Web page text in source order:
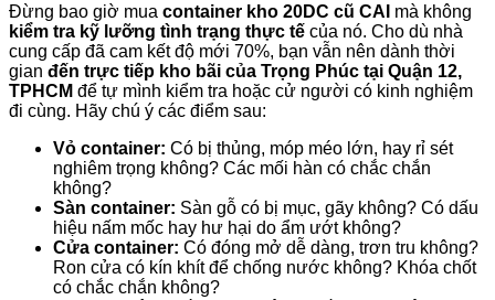
Đừng bao giờ mua container kho 20DC cũ CAI mà không
kiểm tra kỹ lưỡng tình trạng thực tế của nó. Cho dù nhà
cung cấp đã cam kết độ mới 70%, bạn vẫn nên dành thời
gian đến trực tiếp kho bãi của Trọng Phúc tại Quận 12,
TPHCM để tự mình kiểm tra hoặc cử người có kinh nghiệm
đi cùng. Hãy chú ý các điểm sau:
Vỏ container: Có bị thủng, móp méo lớn, hay rỉ sét
nghiêm trọng không? Các mối hàn có chắc chắn
không?
Sàn container: Sàn gỗ có bị mục, gãy không? Có dấu
hiệu nấm mốc hay hư hại do ẩm ướt không?
Cửa container: Có đóng mở dễ dàng, trơn tru không?
Ron cửa có kín khít để chống nước không? Khóa chốt
có chắc chắn không?